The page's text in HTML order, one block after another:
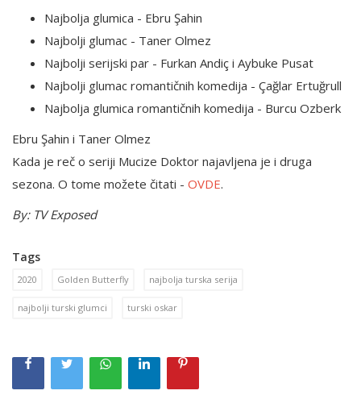
Najbolja glumica - Ebru Şahin
Najbolji glumac - Taner Olmez
Najbolji serijski par - Furkan Andiç i Aybuke Pusat
Najbolji glumac romantičnih komedija - Çağlar Ertuğrull
Najbolja glumica romantičnih komedija - Burcu Ozberk
Ebru Şahin i Taner Olmez
Kada je reč o seriji Mucize Doktor najavljena je i druga
sezona. O tome možete čitati - OVDE.
By: TV Exposed
Tags
2020 Golden Butterfly najbolja turska serija
najbolji turski glumci turski oskar